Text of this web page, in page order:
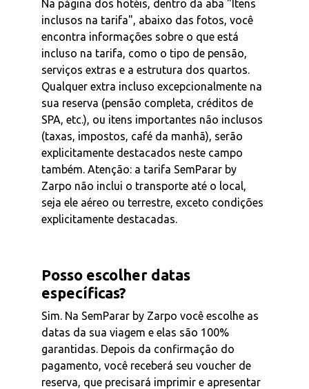
Na página dos hotéis, dentro da aba "Itens
inclusos na tarifa", abaixo das fotos, você
encontra informações sobre o que está
incluso na tarifa, como o tipo de pensão,
serviços extras e a estrutura dos quartos.
Qualquer extra incluso excepcionalmente na
sua reserva (pensão completa, créditos de
SPA, etc.), ou itens importantes não inclusos
(taxas, impostos, café da manhã), serão
explicitamente destacados neste campo
também. Atenção: a tarifa SemParar by
Zarpo não inclui o transporte até o local,
seja ele aéreo ou terrestre, exceto condições
explicitamente destacadas.
Posso escolher datas
específicas?
Sim. Na SemParar by Zarpo você escolhe as
datas da sua viagem e elas são 100%
garantidas. Depois da confirmação do
pagamento, você receberá seu voucher de
reserva, que precisará imprimir e apresentar